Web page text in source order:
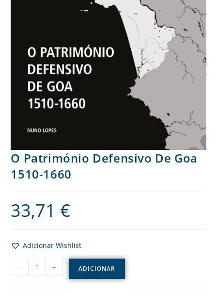
O Património Defensivo De Goa
1510-1660
33,71 €
Adicionar Wishlist
- + ADICIONAR